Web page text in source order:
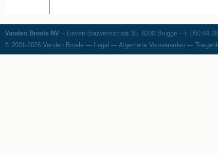
Vanden Broele NV – Lieven Bauwensstraat 35, 8200 Brugge – t. 050 64
© 2001-2026 Vanden Broele — Legal — Algemene Voorwaarden —